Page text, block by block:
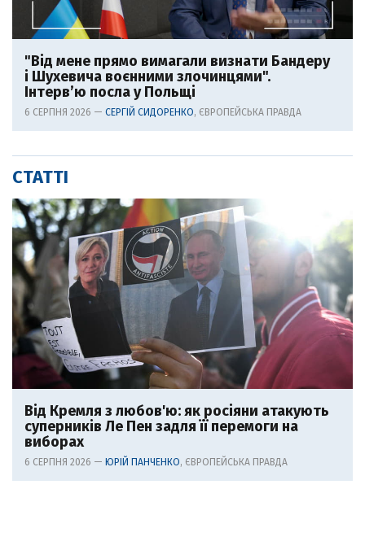
"Від мене прямо вимагали визнати Бандеру
і Шухевича воєнними злочинцями".
Інтерв’ю посла у Польщі
6 СЕРПНЯ 2026 — СЕРГІЙ СИДОРЕНКО, ЄВРОПЕЙСЬКА ПРАВДА
СТАТТІ
Від Кремля з любов'ю: як росіяни атакують
суперників Ле Пен задля її перемоги на
виборах
6 СЕРПНЯ 2026 — ЮРІЙ ПАНЧЕНКО, ЄВРОПЕЙСЬКА ПРАВДА